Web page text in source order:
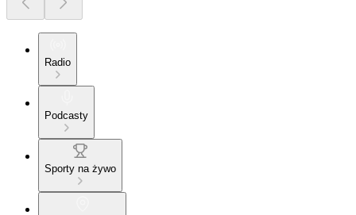
Radio
Podcasty
Sporty na żywo